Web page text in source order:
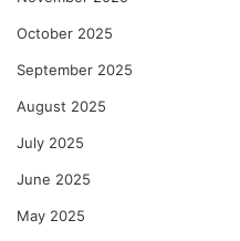
October 2025
September 2025
August 2025
July 2025
June 2025
May 2025